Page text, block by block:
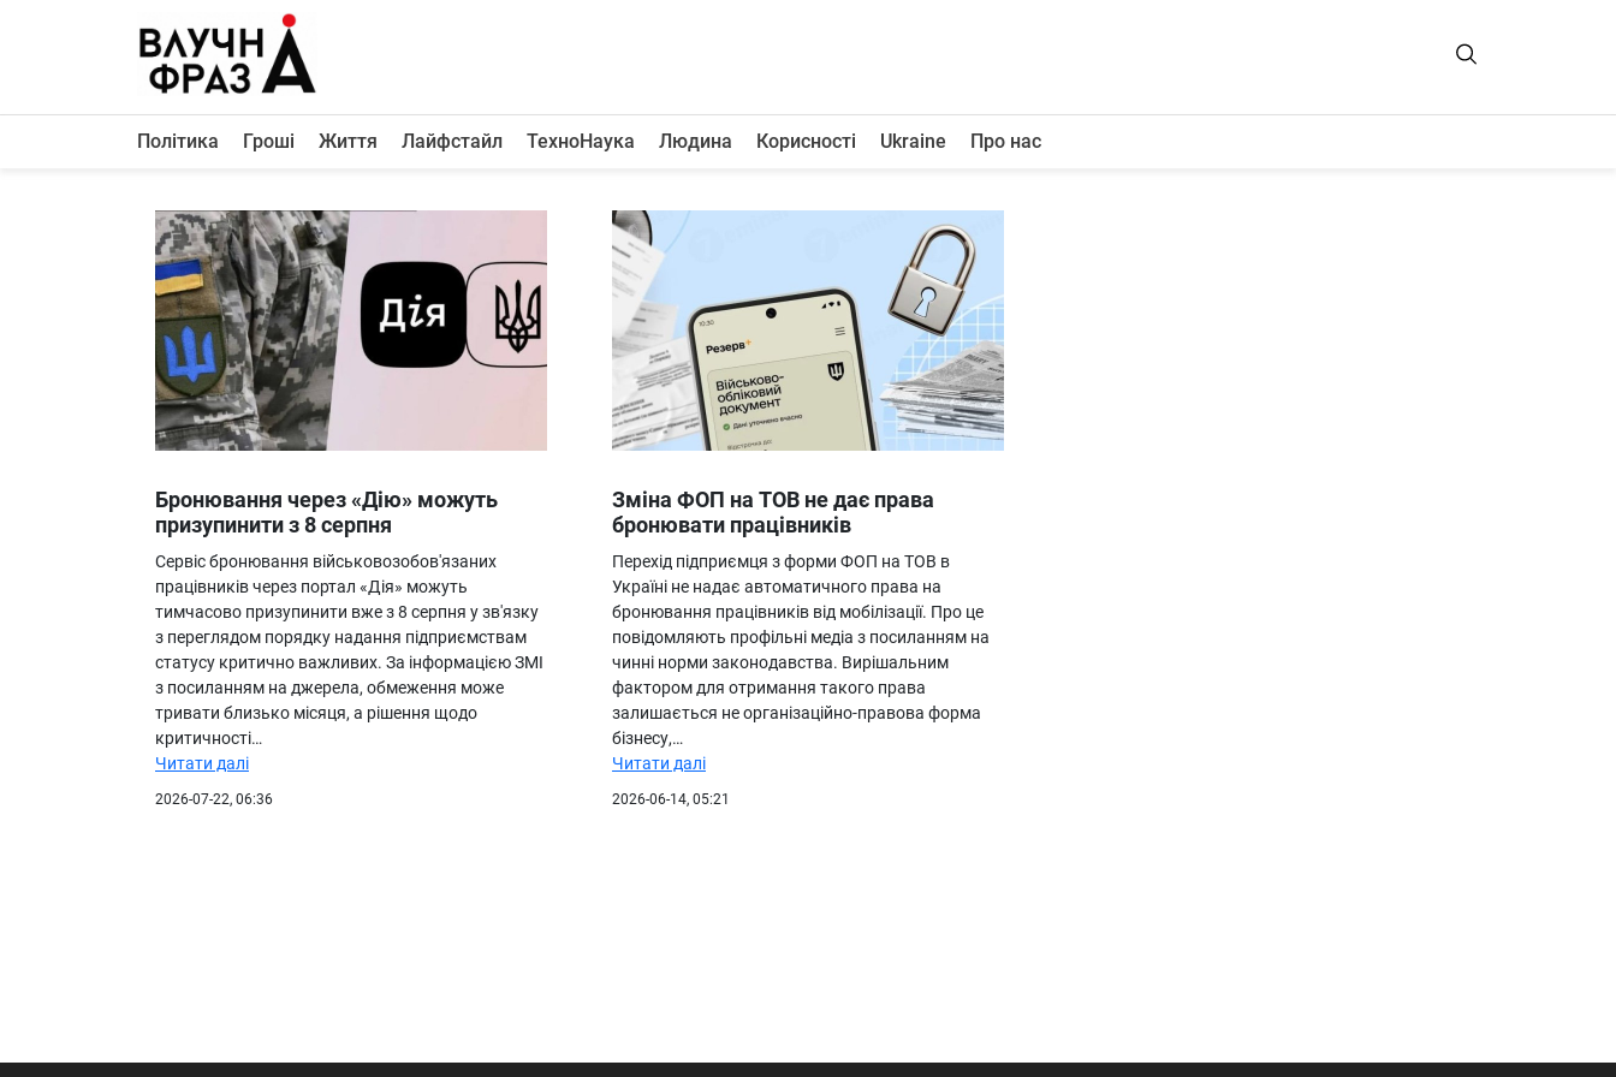
Політика
Життя
Лайфстайл
ТехноНаука
Людина
Корисності
Про нас
Політика Гроші Життя Лайфстайл ТехноНаука Людина Корисності Ukraine Про нас
Бронювання через «Дію» можуть
призупинити з 8 серпня
Сервіс бронювання військовозобов'язаних
працівників через портал «Дія» можуть
тимчасово призупинити вже з 8 серпня у зв'язку
з переглядом порядку надання підприємствам
статусу критично важливих. За інформацією ЗМІ
з посиланням на джерела, обмеження може
тривати близько місяця, а рішення щодо
критичності…
Читати далі
2026-07-22, 06:36
Зміна ФОП на ТОВ не дає права
бронювати працівників
Перехід підприємця з форми ФОП на ТОВ в
Україні не надає автоматичного права на
бронювання працівників від мобілізації. Про це
повідомляють профільні медіа з посиланням на
чинні норми законодавства. Вирішальним
фактором для отримання такого права
залишається не організаційно-правова форма
бізнесу,…
Читати далі
2026-06-14, 05:21